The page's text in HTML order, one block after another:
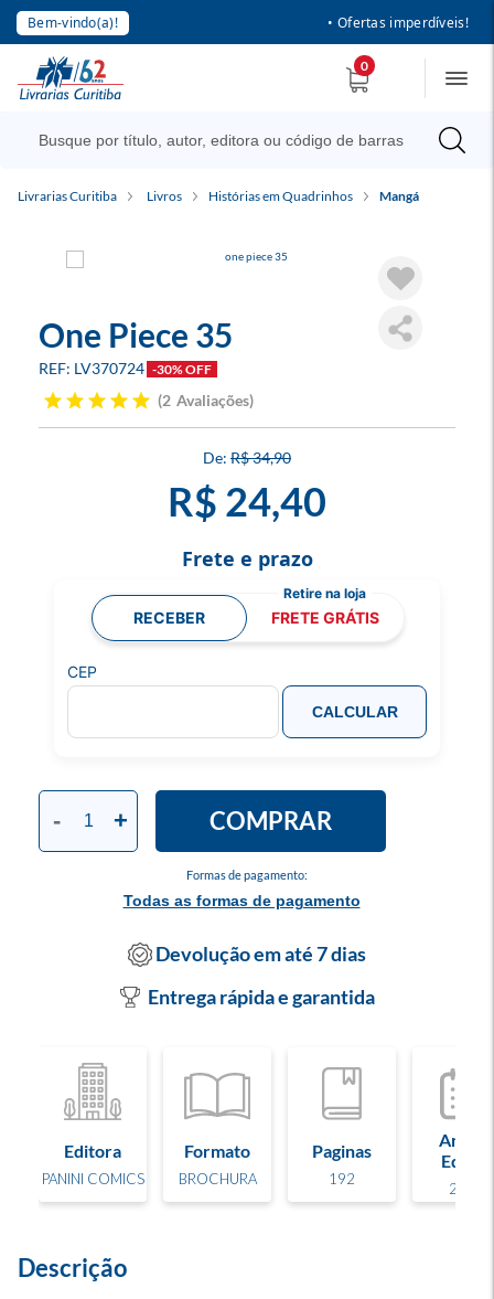
Bem-vindo(a)! • Ofertas imperdíveis!
0
Livrarias Curitiba Livros Histórias em Quadrinhos Mangá
One Piece 35
LV370724 -30% OFF
2 Avaliações
R$ 34,90
R$ 24,40
Formas de pagamento:
Todas as formas de pagamento
- + COMPRAR
Frete e prazo
RECEBER FRETE GRÁTIS
CEP
CALCULAR
Devolução em até 7 dias
Entrega rápida e garantida
Editora
PANINI COMICS
Formato
BROCHURA
Paginas
192
Ano de
Edição
2014
Descrição